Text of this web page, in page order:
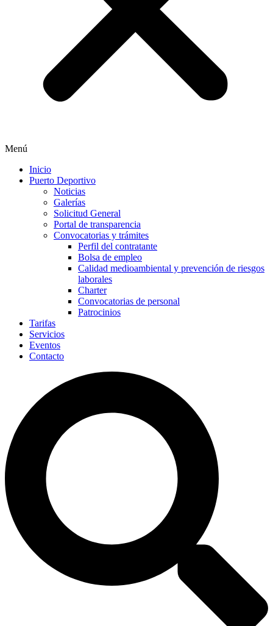
Menú
Inicio
Puerto Deportivo
Noticias
Galerías
Solicitud General
Portal de transparencia
Convocatorias y trámites
Perfil del contratante
Bolsa de empleo
Calidad medioambiental y prevención de riesgos
laborales
Charter
Convocatorias de personal
Patrocinios
Tarifas
Servicios
Eventos
Contacto